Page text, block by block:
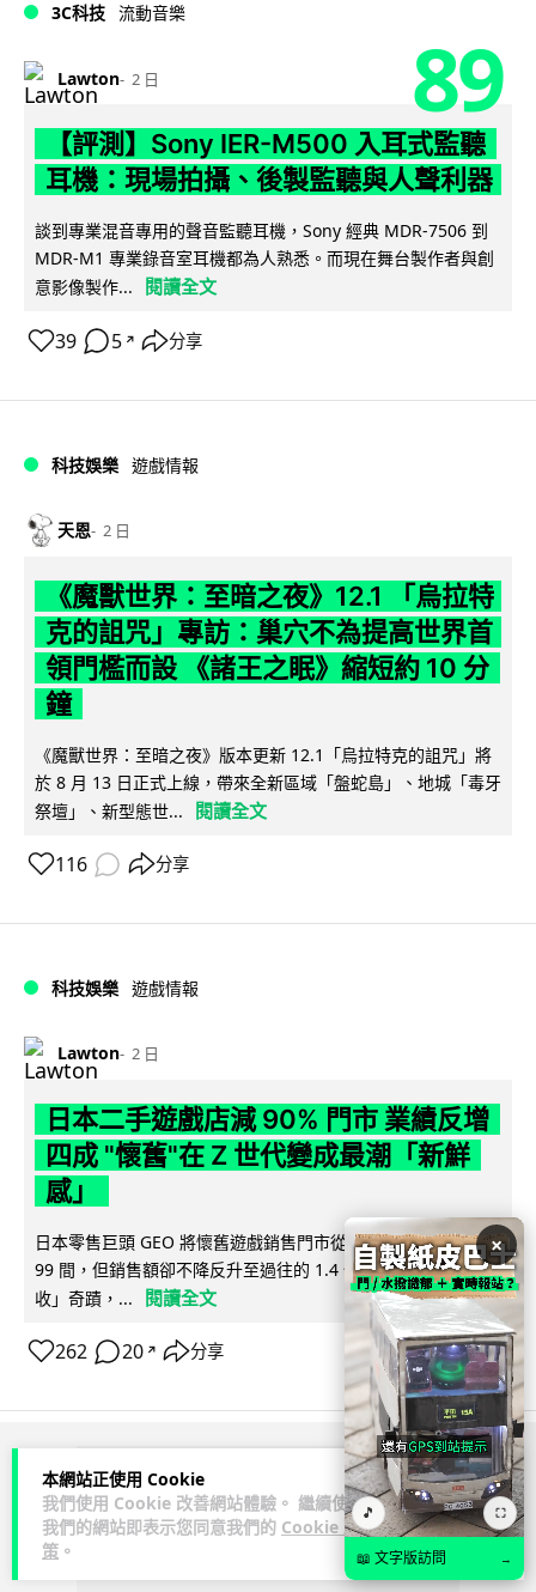
本網站正使用 Cookie
我們使用 Cookie 改善網站體驗。 繼續使用
我們的網站即表示您同意我們的 Cookie 政
策 。
3C科技 流動音樂
Lawton 2 日 89
【評測】Sony IER-M500 入耳式監聽
耳機：現場拍攝、後製監聽與人聲利器
談到專業混音專用的聲音監聽耳機，Sony 經典 MDR-7506 到
MDR-M1 專業錄音室耳機都為人熟悉。而現在舞台製作者與創
意影像製作...
閱讀全文
39 5 ↗ 分享
科技娛樂 遊戲情報
天恩 2 日
《魔獸世界：至暗之夜》12.1 「烏拉特
克的詛咒」專訪：巢穴不為提高世界首
領門檻而設 《諸王之眠》縮短約 10 分
鐘
《魔獸世界：至暗之夜》版本更新 12.1「烏拉特克的詛咒」將
於 8 月 13 日正式上線，帶來全新區域「盤蛇島」、地城「毒牙
祭壇」、新型態世...
閱讀全文
116 分享
科技娛樂 遊戲情報
Lawton 2 日
日本二手遊戲店減 90% 門市 業績反增
四成 "懷舊"在 Z 世代變成最潮「新鮮
感」
日本零售巨頭 GEO 將懷舊遊戲銷售門市從 1,000 間大幅減至
99 間，但銷售額卻不降反升至過往的 1.4 倍。做到「減店增
收」奇蹟，...
閱讀全文
262 20 ↗ 分享
ADVERTISEMENT
×
🎵 ⛶
📖 文字版訪問 →